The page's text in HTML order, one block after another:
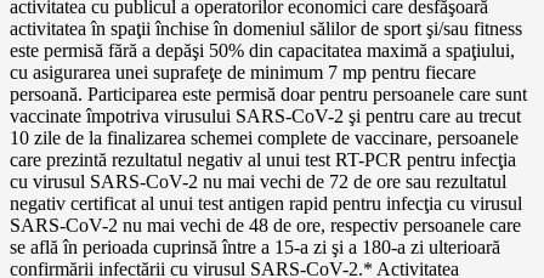
activitatea cu publicul a operatorilor economici care desfăşoară
activitatea în spaţii închise în domeniul sălilor de sport şi/sau fitness
este permisă fără a depăşi 50% din capacitatea maximă a spaţiului,
cu asigurarea unei suprafeţe de minimum 7 mp pentru fiecare
persoană. Participarea este permisă doar pentru persoanele care sunt
vaccinate împotriva virusului SARS-CoV-2 şi pentru care au trecut
10 zile de la finalizarea schemei complete de vaccinare, persoanele
care prezintă rezultatul negativ al unui test RT-PCR pentru infecţia
cu virusul SARS-CoV-2 nu mai vechi de 72 de ore sau rezultatul
negativ certificat al unui test antigen rapid pentru infecţia cu virusul
SARS-CoV-2 nu mai vechi de 48 de ore, respectiv persoanele care
se află în perioada cuprinsă între a 15-a zi şi a 180-a zi ulterioară
confirmării infectării cu virusul SARS-CoV-2.* Activitatea